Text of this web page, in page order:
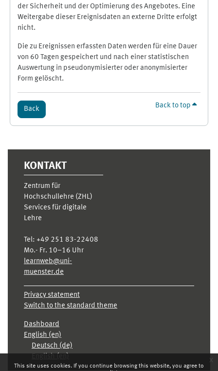
This site uses cookies. If you continue browsing this website, you agree to
x
der Sicherheit und der Optimierung des Angebotes. Eine
Weitergabe dieser Ereignisdaten an externe Dritte erfolgt
nicht.
Die zu Ereignissen erfassten Daten werden für eine Dauer
von 60 Tagen gespeichert und nach einer statistischen
Auswertung in pseudonymisierter oder anonymisierter
Form gelöscht.
Back Back to top
KONTAKT
Zentrum für
Hochschullehre (ZHL)
Services für digitale
Lehre
Tel: +49 251 83-22408
Mo.- Fr. 10–16 Uhr
learnweb@uni-
muenster.de
Privacy statement
Switch to the standard theme
Dashboard
English ‎(en)‎
Deutsch ‎(de)‎